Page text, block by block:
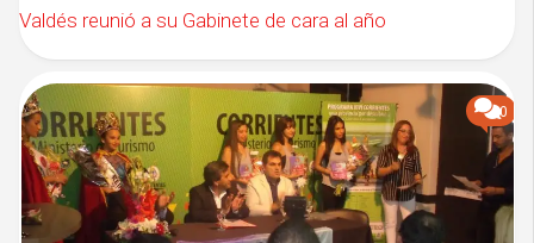
Valdés reunió a su Gabinete de cara al año
0